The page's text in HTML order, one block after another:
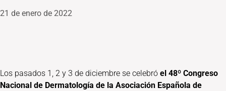
21 de enero de 2022
Los pasados 1, 2 y 3 de diciembre se celebró el 48º Congreso
Nacional de Dermatología de la Asociación Española de